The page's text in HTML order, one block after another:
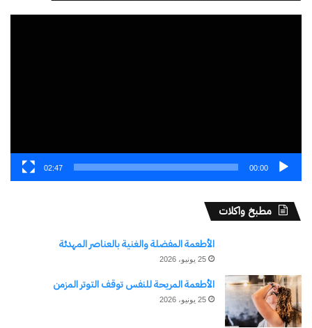
00:00
02:47
مطبخ واكلات
الأطعمة المفضلة والغنية بالعناصر المهدئة
25 يونيو، 2026
الأطعمة المريحة للنفس توقف التوتر المزمن
25 يونيو، 2026